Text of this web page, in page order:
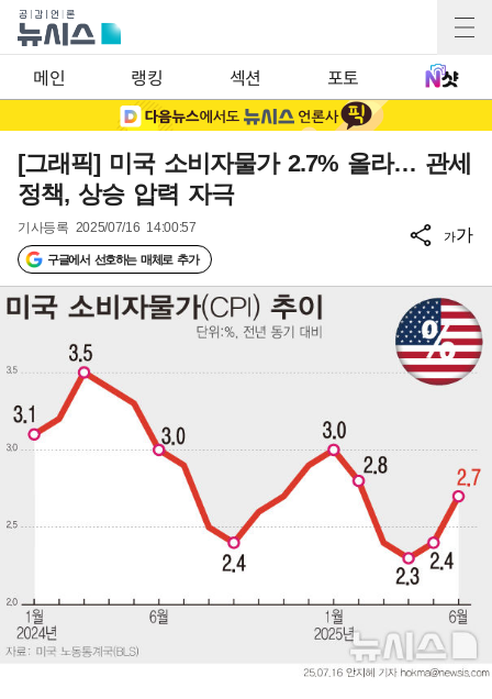
메인 랭킹 섹션 포토
[그래픽] 미국 소비자물가 2.7% 올라… 관세
정책, 상승 압력 자극
기사등록 2025/07/16 14:00:57
구글에서 선호하는 매체로 추가
가가